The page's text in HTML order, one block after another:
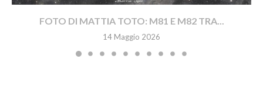
FOTO DI MATTIA TOTO: M81 E M82 TRA...
14 Maggio 2026